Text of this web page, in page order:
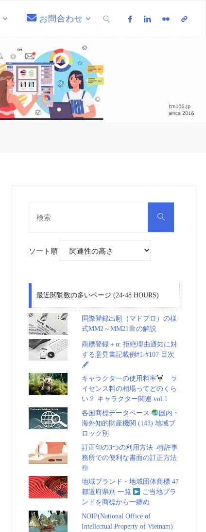
お問合わせ
検
ソート順
最近閲覧数の多いページ (24-48 HOURS)
国際登録出願（マドプロ）の様
式MM2～MM21
の解説
商標登録＋α: 拒絶理由通知に対
する意見書記載例#1-#107 目次
🖋
キャラクターの使用料率
ラ
イセンス料の相場ってどのくら
い？ キャラクター関連 vol.1
各国商標データベース
国内・
海外知的財産機関 (143) 地域ブ
ロック別
訂正印の3つの利用方法 -特許事
務所での便利な書面の訂正方法
㊞
地域ブランド・地域団体商標 47
都道府県別 一覧
ご当地ブラ
ンドを商標から一纏め
NOIP(National Office of
Intellectual Property of Vietnam)